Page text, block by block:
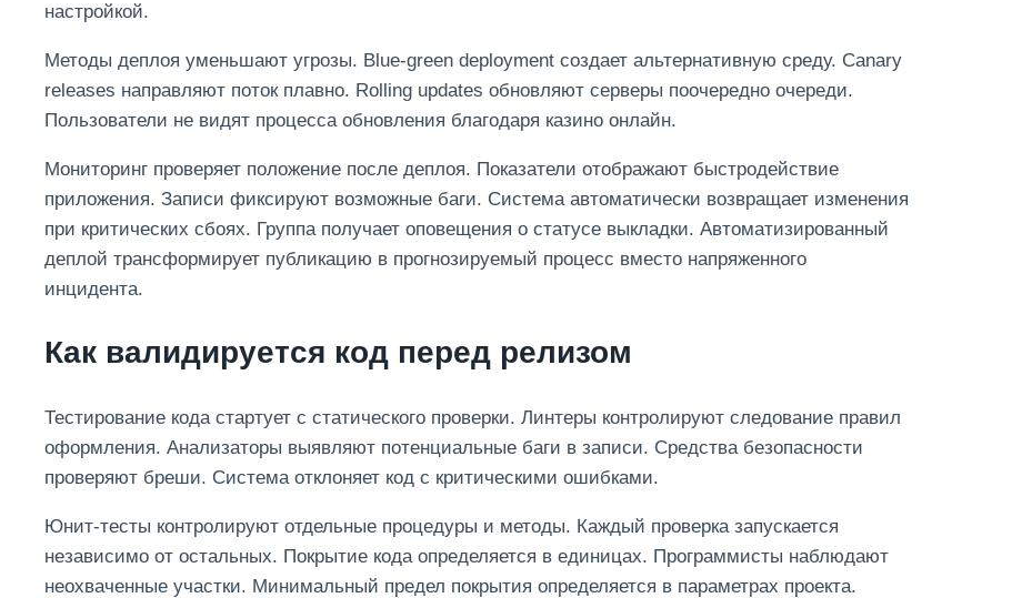
настройкой.
Методы деплоя уменьшают угрозы. Blue-green deployment создает альтернативную среду. Canary
releases направляют поток плавно. Rolling updates обновляют серверы поочередно очереди.
Пользователи не видят процесса обновления благодаря казино онлайн.
Мониторинг проверяет положение после деплоя. Показатели отображают быстродействие
приложения. Записи фиксируют возможные баги. Система автоматически возвращает изменения
при критических сбоях. Группа получает оповещения о статусе выкладки. Автоматизированный
деплой трансформирует публикацию в прогнозируемый процесс вместо напряженного
инцидента.
Как валидируется код перед релизом
Тестирование кода стартует с статического проверки. Линтеры контролируют следование правил
оформления. Анализаторы выявляют потенциальные баги в записи. Средства безопасности
проверяют бреши. Система отклоняет код с критическими ошибками.
Юнит-тесты контролируют отдельные процедуры и методы. Каждый проверка запускается
независимо от остальных. Покрытие кода определяется в единицах. Программисты наблюдают
неохваченные участки. Минимальный предел покрытия определяется в параметрах проекта.